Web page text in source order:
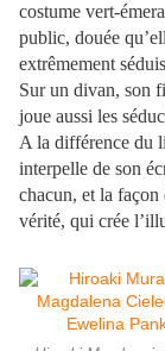
costume vert-
public, douée
extrêmement
Sur un divan, son
joue aussi les
A la différence du
interpelle de son
chacun, et la façon
vérité, qui crée